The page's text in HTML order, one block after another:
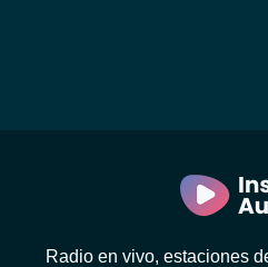
Radio en vivo, estaciones